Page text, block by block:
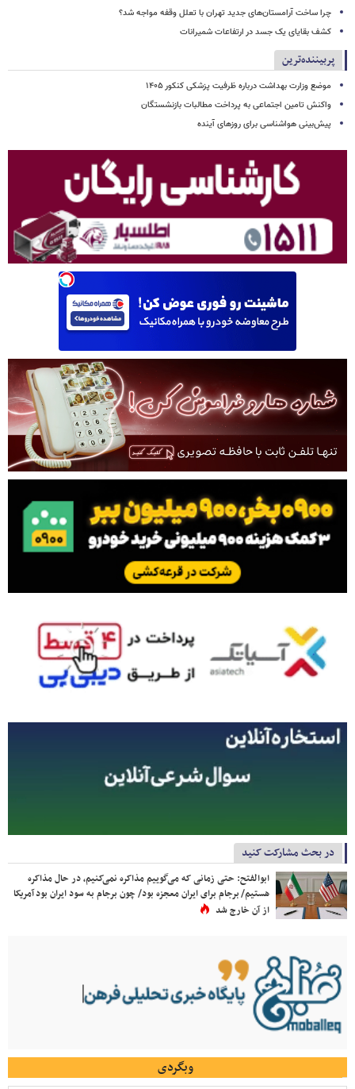
چرا ساخت آرامستان‌های جدید تهران با تعلل وقفه مواجه شد؟
کشف بقایای یک جسد در ارتفاعات شمیرانات
پربیننده‌ترین
موضع وزارت بهداشت درباره ظرفیت پزشکی کنکور ۱۴۰۵
واکنش تامین اجتماعی به پرداخت مطالبات بازنشستگان
پیش‌بینی هواشناسی برای روزهای آینده
در بحث مشارکت کنید
ابوالفتح: حتی زمانی که می‌گوییم مذاکره نمی‌کنیم، در حال مذاکره
هستیم/ برجام برای ایران معجزه بود/ چون برجام به سود ایران بود آمریکا
از آن خارج شد
وبگردی